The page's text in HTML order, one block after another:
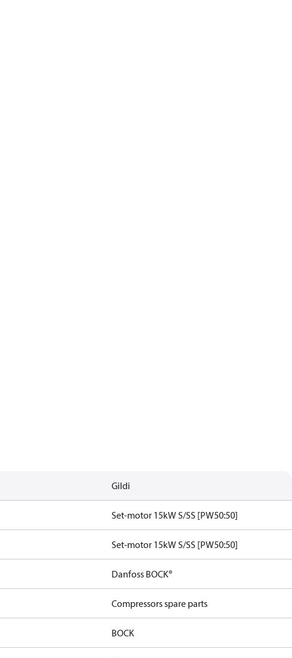
Gildi
Set-motor 15kW S/SS [PW50:50]
Set-motor 15kW S/SS [PW50:50]
Danfoss BOCK®
Compressors spare parts
BOCK